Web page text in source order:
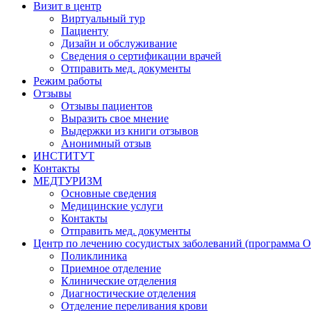
Визит в центр
Виртуальный тур
Пациенту
Дизайн и обслуживание
Сведения о сертификации врачей
Отправить мед. документы
Режим работы
Отзывы
Отзывы пациентов
Выразить свое мнение
Выдержки из книги отзывов
Анонимный отзыв
ИНСТИТУТ
Контакты
МЕДТУРИЗМ
Основные сведения
Медицинские услуги
Контакты
Отправить мед. документы
Центр по лечению сосудистых заболеваний (программа
Поликлиника
Приемное отделение
Клинические отделения
Диагностические отделения
Отделение переливания крови